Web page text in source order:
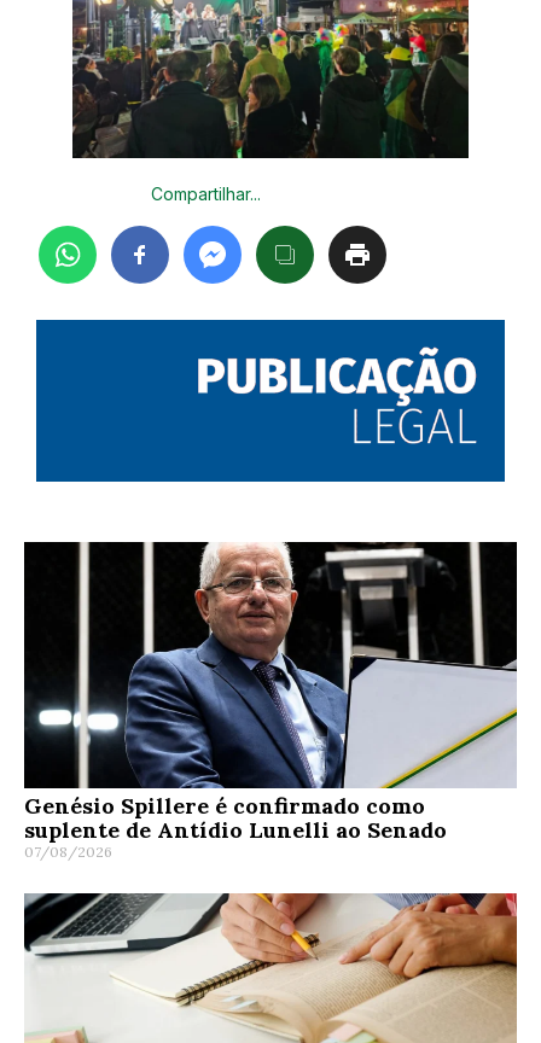
Compartilhar...
Genésio Spillere é confirmado como
suplente de Antídio Lunelli ao Senado
07/08/2026